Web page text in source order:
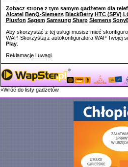
Zobacz stronę z tym samym gadżetem dla
Alcatel BenQ-Siemens BlackBerry HTC (SPV)
Plusfon Sagem Samsung Sharp Siemens
Aby skorzystać z tej usługi musisz mieć
WAP. Skorzystaj z autokonfiguratora WAP Twojej
Play.
Reklamacje i uwagi
«Wróć do listy gadżetów